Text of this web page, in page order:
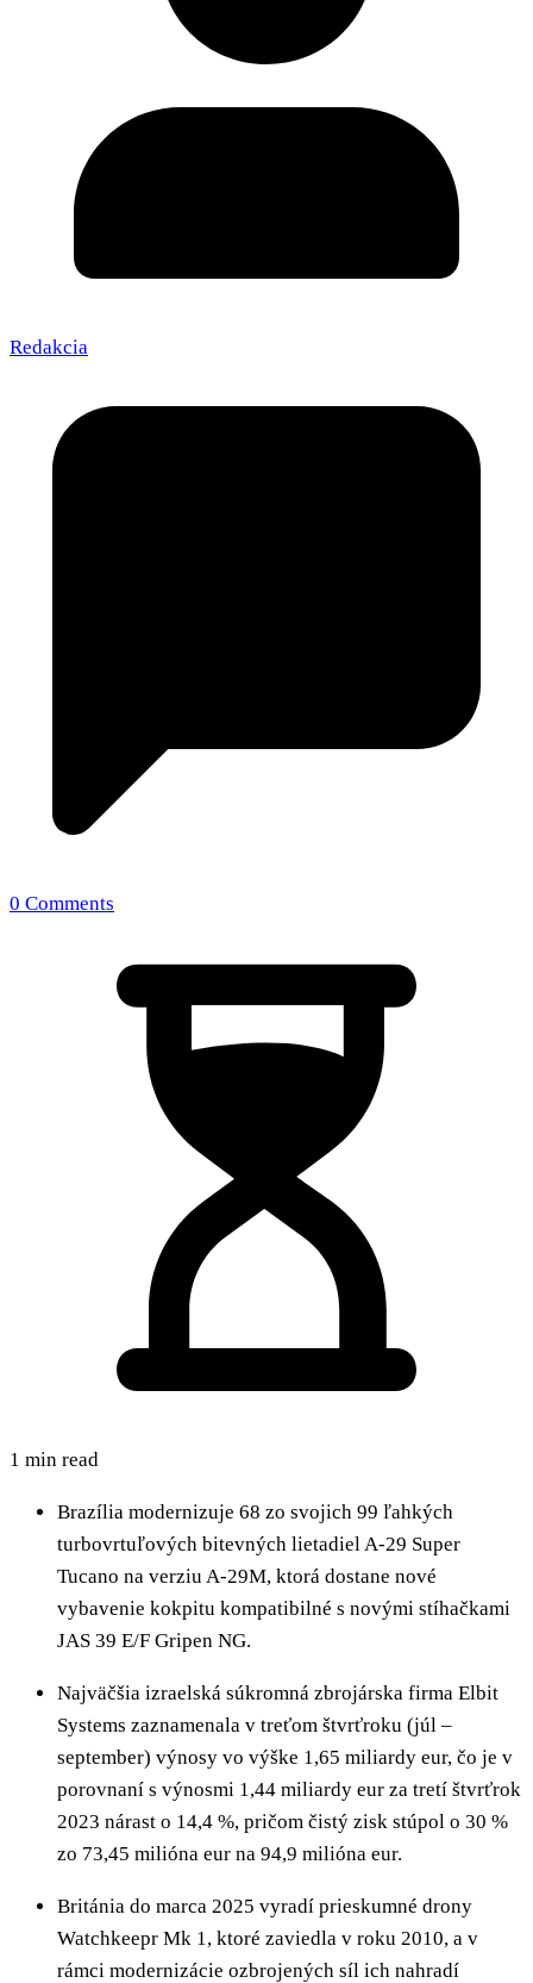
Redakcia
0 Comments
1 min read
Brazília modernizuje 68 zo svojich 99 ľahkých
turbovrtuľových bitevných lietadiel A-29 Super
Tucano na verziu A-29M, ktorá dostane nové
vybavenie kokpitu kompatibilné s novými stíhačkami
JAS 39 E/F Gripen NG.
Najväčšia izraelská súkromná zbrojárska firma Elbit
Systems zaznamenala v treťom štvrťroku (júl –
september) výnosy vo výške 1,65 miliardy eur, čo je v
porovnaní s výnosmi 1,44 miliardy eur za tretí štvrťrok
2023 nárast o 14,4 %, pričom čistý zisk stúpol o 30 %
zo 73,45 milióna eur na 94,9 milióna eur.
Británia do marca 2025 vyradí prieskumné drony
Watchkeepr Mk 1, ktoré zaviedla v roku 2010, a v
rámci modernizácie ozbrojených síl ich nahradí